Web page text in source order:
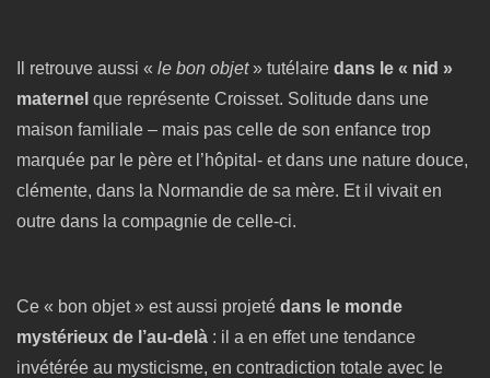
Il retrouve aussi « le bon objet» tutélaire dans le « nid »
maternel que représente Croisset. Solitude dans une
maison familiale – mais pas celle de son enfance trop
marquée par le père et l’hôpital- et dans une nature douce,
clémente, dans la Normandie de sa mère. Et il vivait en
outre dans la compagnie de celle-ci.
Ce « bon objet » est aussi projeté dans le monde
mystérieux de l’au-delà : il a en effet une tendance
invétérée au mysticisme, en contradiction totale avec le